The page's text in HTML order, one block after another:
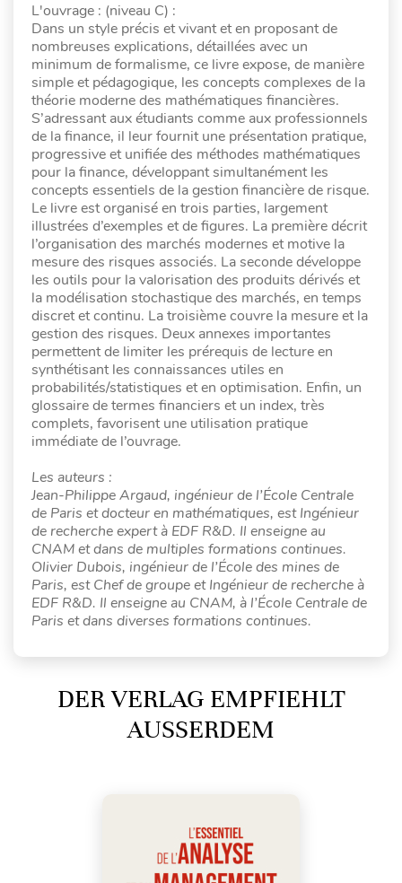
L'ouvrage : (niveau C) :
Dans un style précis et vivant et en proposant de
nombreuses explications, détaillées avec un
minimum de formalisme, ce livre expose, de manière
simple et pédagogique, les concepts complexes de la
théorie moderne des mathématiques financières.
S’adressant aux étudiants comme aux professionnels
de la finance, il leur fournit une présentation pratique,
progressive et unifiée des méthodes mathématiques
pour la finance, développant simultanément les
concepts essentiels de la gestion financière de risque.
Le livre est organisé en trois parties, largement
illustrées d’exemples et de figures. La première décrit
l’organisation des marchés modernes et motive la
mesure des risques associés. La seconde développe
les outils pour la valorisation des produits dérivés et
la modélisation stochastique des marchés, en temps
discret et continu. La troisième couvre la mesure et la
gestion des risques. Deux annexes importantes
permettent de limiter les prérequis de lecture en
synthétisant les connaissances utiles en
probabilités/statistiques et en optimisation. Enfin, un
glossaire de termes financiers et un index, très
complets, favorisent une utilisation pratique
immédiate de l’ouvrage.
Les auteurs :
Jean-Philippe Argaud, ingénieur de l’École Centrale
de Paris et docteur en mathématiques, est Ingénieur
de recherche expert à EDF R&D. Il enseigne au
CNAM et dans de multiples formations continues.
Olivier Dubois, ingénieur de l’École des mines de
Paris, est Chef de groupe et Ingénieur de recherche à
EDF R&D. Il enseigne au CNAM, à l’École Centrale de
Paris et dans diverses formations continues.
DER VERLAG EMPFIEHLT
AUSSERDEM